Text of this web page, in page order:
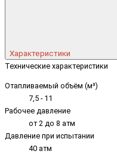
Характеристики
Технические характеристики
Отапливаемый объём (м³)
7,5 - 11
Рабочее давление
от 2 до 8 атм
Давление при испытании
40 атм